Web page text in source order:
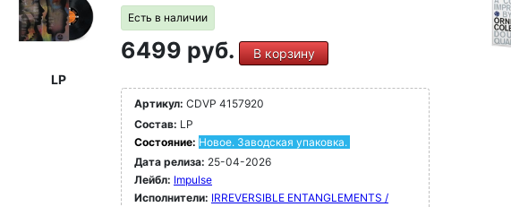
LP
Есть в наличии
6499 руб. В корзину
Артикул: CDVP 4157920
Состав: LP
Состояние: Новое. Заводская упаковка.
Дата релиза: 25-04-2026
Лейбл: Impulse
Исполнители: IRREVERSIBLE ENTANGLEMENTS /